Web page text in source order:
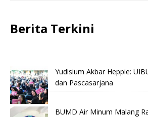
Berita Terkini
Yudisium Akbar Heppie:
dan Pascasarjana
BUMD Air Minum Malang